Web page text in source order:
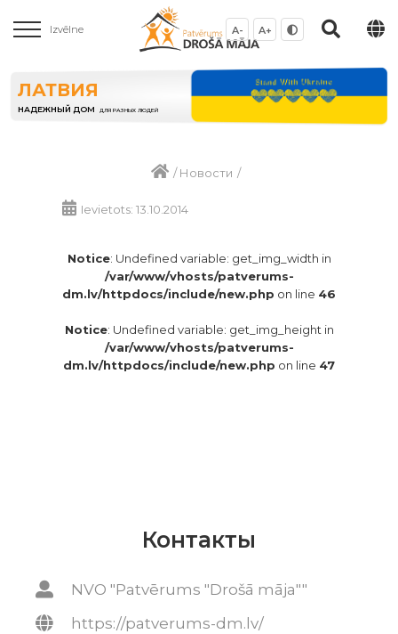
Izvēlne A- A+
ЛАТВИЯ
НАДЕЖНЫЙ ДОМ ДЛЯ РАЗНЫХ ЛЮДЕЙ
/Новости /
Ievietots: 13.10.2014
Notice: Undefined variable: get_img_width in
/var/www/vhosts/patverums-
dm.lv/httpdocs/include/new.php on line 46
Notice: Undefined variable: get_img_height in
/var/www/vhosts/patverums-
dm.lv/httpdocs/include/new.php on line 47
Контакты
NVO "Patvērums "Drošā māja""
https://patverums-dm.lv/